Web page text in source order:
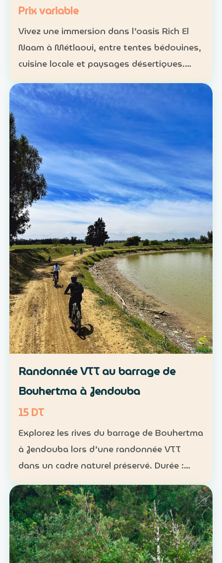
Prix variable
Vivez une immersion dans l’oasis Rich El
Naam à Métlaoui, entre tentes bédouines,
cuisine locale et paysages désertiques.
Hébergement : tentes traditionnelles ou
formules sur mesure Activités : camping,
randonnées, gas…
Randonnée VTT au barrage de
Bouhertma à Jendouba
15 DT
Explorez les rives du barrage de Bouhertma
à Jendouba lors d’une randonnée VTT
dans un cadre naturel préservé. Durée :
environ 1 h à 1 h 30 Niveau : intermédiaire
Groupe : de 5 à 16 participants Tarif : 15 DT
par perso…